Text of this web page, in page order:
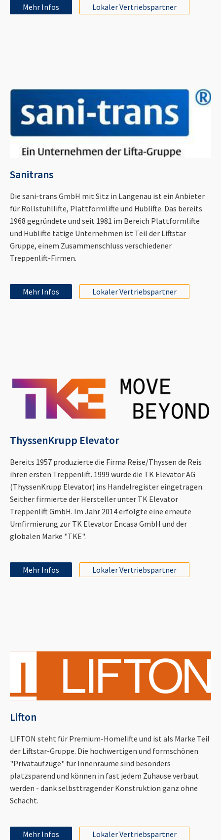
Mehr Infos Lokaler Vertriebspartner
Sanitrans
Die sani-trans GmbH mit Sitz in Langenau ist ein Anbieter
für Rollstuhllifte, Plattformlifte und Hublifte. Das bereits
1968 gegründete und seit 1981 im Bereich Plattformlifte
und Hublifte tätige Unternehmen ist Teil der Liftstar
Gruppe, einem Zusammenschluss verschiedener
Treppenlift-Firmen.
Mehr Infos Lokaler Vertriebspartner
ThyssenKrupp Elevator
Bereits 1957 produzierte die Firma Reise/Thyssen de Reis
ihren ersten Treppenlift. 1999 wurde die TK Elevator AG
(ThyssenKrupp Elevator) ins Handelregister eingetragen.
Seither firmierte der Hersteller unter TK Elevator
Treppenlift GmbH. Im Jahr 2014 erfolgte eine erneute
Umfirmierung zur TK Elevator Encasa GmbH und der
globalen Marke "TKE".
Mehr Infos Lokaler Vertriebspartner
Lifton
LIFTON steht für Premium-Homelifte und ist als Marke Teil
der Liftstar-Gruppe. Die hochwertigen und formschönen
"Privataufzüge" für Innenräume sind besonders
platzsparend und können in fast jedem Zuhause verbaut
werden - dank selbsttragender Konstruktion ganz ohne
Schacht.
Mehr Infos Lokaler Vertriebspartner